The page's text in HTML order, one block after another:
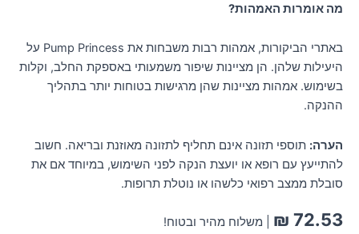
מה אומרות האמהות?
באתרי הביקורות, אמהות רבות משבחות את Pump Princess על
היעילות שלהן. הן מציינות שיפור משמעותי באספקת החלב, וקלות
בשימוש. אמהות מציינות שהן מרגישות בטוחות יותר בתהליך
ההנקה.
הערה: תוספי תזונה אינם תחליף לתזונה מאוזנת ובריאה. חשוב
להתייעץ עם רופא או יועצת הנקה לפני השימוש, במיוחד אם את
סובלת ממצב רפואי כלשהו או נוטלת תרופות.
₪ 72.53 | משלוח מהיר ובטוח!